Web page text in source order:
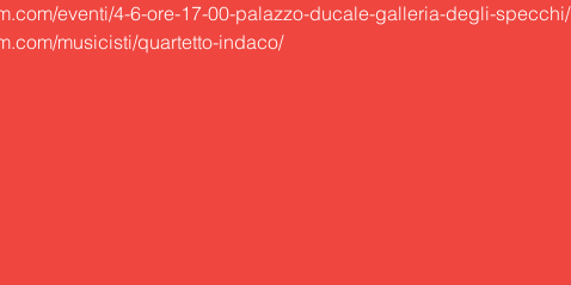
eventi/4-6-ore-17-00-palazzo-ducale-galleria-degli-specchi/
musicisti/quartetto-indaco/